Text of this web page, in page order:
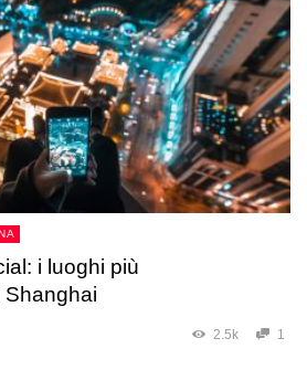
i luoghi più
Shanghai
2.5k 1